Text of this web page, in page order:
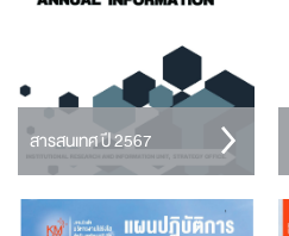
สารสนเทศ ปี 2567